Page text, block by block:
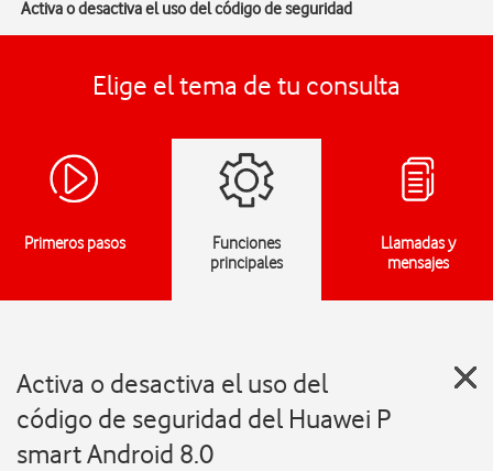
Activa o desactiva el uso del código de seguridad
Elige el tema de tu consulta
Primeros pasos
Funciones
principales
Llamadas y
mensajes
Activa o desactiva el uso del
código de seguridad del Huawei P
smart Android 8.0